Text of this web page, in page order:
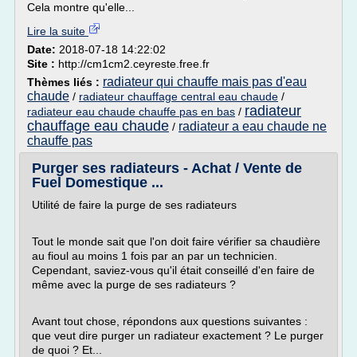
Cela montre qu'elle...
Lire la suite
Date: 2018-07-18 14:22:02
Site : http://cm1cm2.ceyreste.free.fr
Thèmes liés : radiateur qui chauffe mais pas d'eau
chaude / radiateur chauffage central eau chaude /
radiateur eau chaude chauffe pas en bas / radiateur
chauffage eau chaude / radiateur a eau chaude ne
chauffe pas
Purger ses radiateurs - Achat / Vente de
Fuel Domestique ...
Utilité de faire la purge de ses radiateurs
Tout le monde sait que l'on doit faire vérifier sa chaudière
au fioul au moins 1 fois par an par un technicien.
Cependant, saviez-vous qu'il était conseillé d'en faire de
même avec la purge de ses radiateurs ?
Avant tout chose, répondons aux questions suivantes :
que veut dire purger un radiateur exactement ? Le purger
de quoi ? Et...